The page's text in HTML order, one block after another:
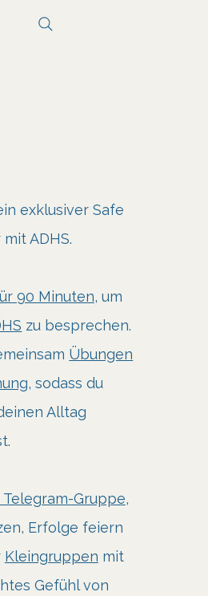
exklusiver Safe
ADHS.
90 Minuten, um
zu besprechen.
Übungen
, sodass du
Alltag
Gruppe,
Erfolge feiern
Kleingruppen mit
Gefühl von